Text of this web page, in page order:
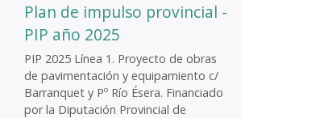
Plan de impulso provincial -
PIP año 2025
PIP 2025 Línea 1. Proyecto de obras
de pavimentación y equipamiento c/
Barranquet y Pº Río Ésera. Financiado
por la Diputación Provincial de